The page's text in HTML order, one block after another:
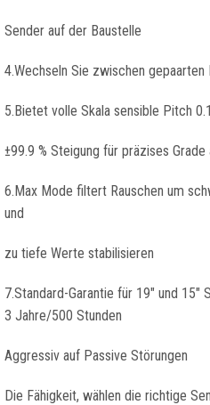
Sender auf der Baustelle
4.Wechseln Sie zwischen gepaarten
5.Bietet volle Skala sensible Pitch
±99.9 % Steigung für präzises Grade
6.Max Mode filtert Rauschen um
und
zu tiefe Werte stabilisieren
7.Standard-Garantie für 19″ und 15″
3 Jahre/500 Stunden
Aggressiv auf Passive Störungen
Die Fähigkeit, wählen die richtige